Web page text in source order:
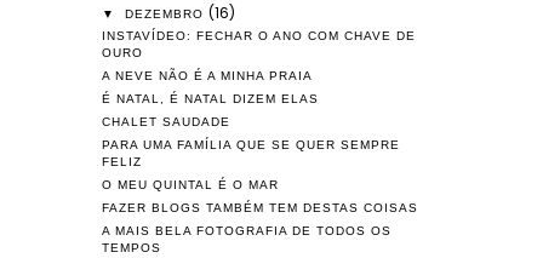
▼ DEZEMBRO (16)
INSTAVÍDEO: FECHAR O ANO COM CHAVE DE
OURO
A NEVE NÃO É A MINHA PRAIA
É NATAL, É NATAL DIZEM ELAS
CHALET SAUDADE
PARA UMA FAMÍLIA QUE SE QUER SEMPRE
FELIZ
O MEU QUINTAL É O MAR
FAZER BLOGS TAMBÉM TEM DESTAS COISAS
A MAIS BELA FOTOGRAFIA DE TODOS OS
TEMPOS